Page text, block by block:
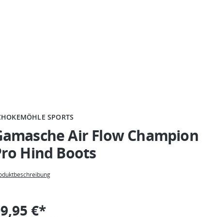
SPORTS
Air Flow Champion
Hind Boots
€*